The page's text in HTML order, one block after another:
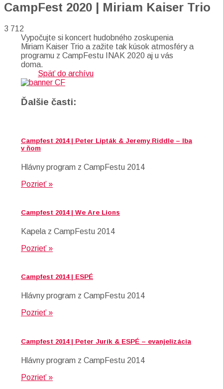
CampFest 2020 | Miriam Kaiser Trio
3 712
Vypočujte si koncert hudobného zoskupenia
Miriam Kaiser Trio a zažite tak kúsok atmosféry a
programu z CampFestu INAK 2020 aj u vás
doma.
Späť do archívu
Ďalšie časti:
Campfest 2014 | Peter Lipták & Jeremy Riddle – Iba
v ňom
Hlávny program z CampFestu 2014
Pozrieť »
Campfest 2014 | We Are Lions
Kapela z CampFestu 2014
Pozrieť »
Campfest 2014 | ESPÉ
Hlávny program z CampFestu 2014
Pozrieť »
Campfest 2014 | Peter Jurík & ESPÉ – evanjelizácia
Hlávny program z CampFestu 2014
Pozrieť »